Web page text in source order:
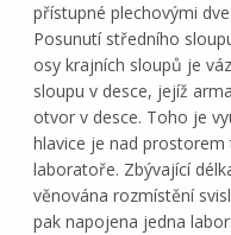
přístupné plechovými
Posunutí středního
osy krajních sloupů je
sloupu v desce, jejíž
otvor v desce. Toho je
hlavice je nad
laboratoře. Zbývající
věnována rozmístění
pak napojena jedna